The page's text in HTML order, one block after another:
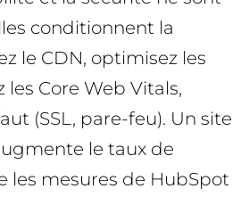
conditionnent la
le CDN, optimisez les
les Core Web Vitals,
(SSL, pare-feu). Un site
le taux de
les mesures de HubSpot